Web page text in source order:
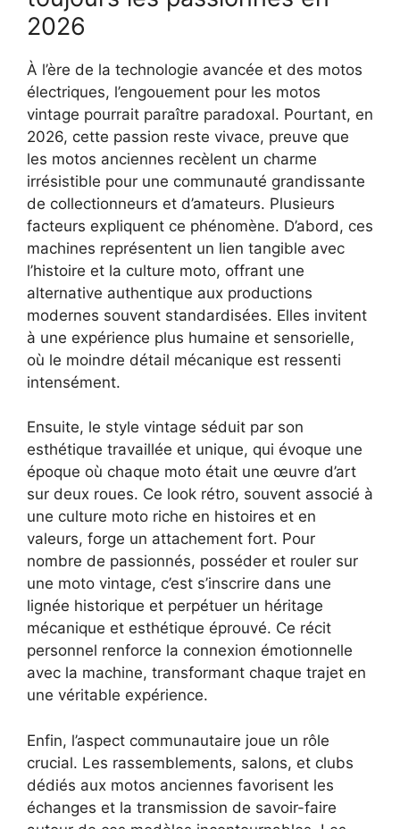
2026
À l’ère de la technologie avancée et des motos
électriques, l’engouement pour les motos
vintage pourrait paraître paradoxal. Pourtant, en
2026, cette passion reste vivace, preuve que
les motos anciennes recèlent un charme
irrésistible pour une communauté grandissante
de collectionneurs et d’amateurs. Plusieurs
facteurs expliquent ce phénomène. D’abord, ces
machines représentent un lien tangible avec
l’histoire et la culture moto, offrant une
alternative authentique aux productions
modernes souvent standardisées. Elles invitent
à une expérience plus humaine et sensorielle,
où le moindre détail mécanique est ressenti
intensément.
Ensuite, le style vintage séduit par son
esthétique travaillée et unique, qui évoque une
époque où chaque moto était une œuvre d’art
sur deux roues. Ce look rétro, souvent associé à
une culture moto riche en histoires et en
valeurs, forge un attachement fort. Pour
nombre de passionnés, posséder et rouler sur
une moto vintage, c’est s’inscrire dans une
lignée historique et perpétuer un héritage
mécanique et esthétique éprouvé. Ce récit
personnel renforce la connexion émotionnelle
avec la machine, transformant chaque trajet en
une véritable expérience.
Enfin, l’aspect communautaire joue un rôle
crucial. Les rassemblements, salons, et clubs
dédiés aux motos anciennes favorisent les
échanges et la transmission de savoir-faire